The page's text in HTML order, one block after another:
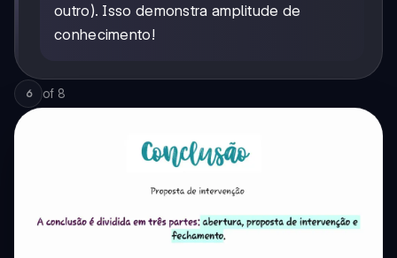
outro). Isso demonstra amplitude de
conhecimento!
6 of 8